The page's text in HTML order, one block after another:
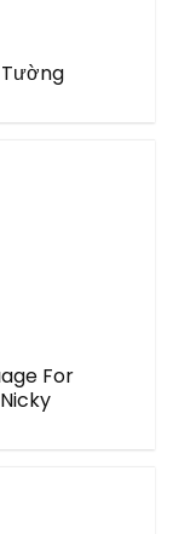
Tường
For